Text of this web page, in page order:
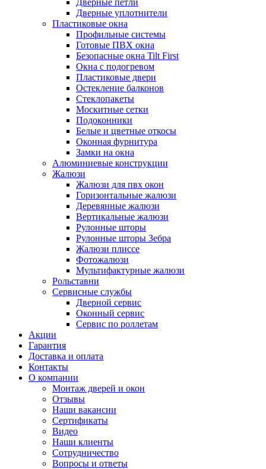
Дверные петли
Дверные уплотнители
Пластиковые окна
Профильные системы
Готовые ПВХ окна
Безопасные окна Tilt First
Окна с подогревом
Пластиковые двери
Остекление балконов
Стеклопакеты
Москитные сетки
Подоконники
Белые и цветные откосы
Оконная фурнитура
Замки на окна
Алюминиевые конструкции
Жалюзи
Жалюзи для пвх окон
Горизонтальные жалюзи
Деревянные жалюзи
Вертикальные жалюзи
Рулонные шторы
Рулонные шторы Зебра
Жалюзи плиссе
Фотожалюзи
Мультифактурные жалюзи
Рольставни
Сервисные службы
Дверной сервис
Оконный сервис
Сервис по роллетам
Акции
Гарантия
Доставка и оплата
Контакты
О компании
Монтаж дверей и окон
Отзывы
Наши вакансии
Сертификаты
Видео
Наши клиенты
Сотрудничество
Вопросы и ответы